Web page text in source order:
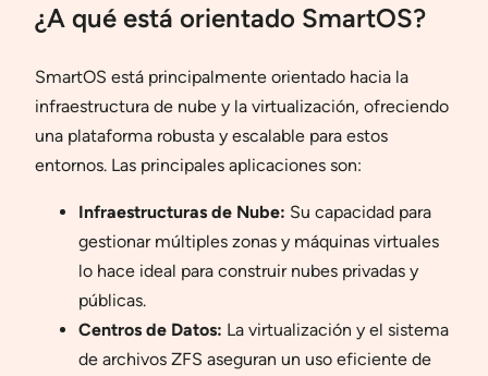
¿A qué está orientado SmartOS?
SmartOS está principalmente orientado hacia la
infraestructura de nube y la virtualización, ofreciendo
una plataforma robusta y escalable para estos
entornos. Las principales aplicaciones son:
Infraestructuras de Nube: Su capacidad para
gestionar múltiples zonas y máquinas virtuales
lo hace ideal para construir nubes privadas y
públicas.
Centros de Datos: La virtualización y el sistema
de archivos ZFS aseguran un uso eficiente de